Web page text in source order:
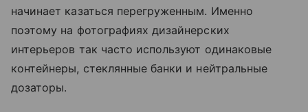
начинает казаться перегруженным. Именно
поэтому на фотографиях дизайнерских
интерьеров так часто используют одинаковые
контейнеры, стеклянные банки и нейтральные
дозаторы.